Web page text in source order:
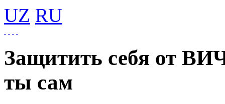
UZ RU
Защитить себя от
ты сам